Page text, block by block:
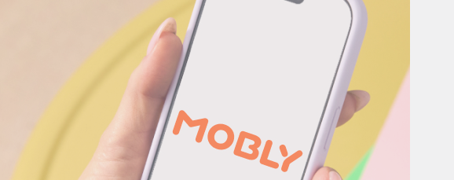
プロダクトニュース
エンタープライズ向けセキュリティ
パッケージ
イベント＆ウェビナー
導入事例
ソーシャルインパクト
採用情報
ニュースルーム
導入事例Wolt
ラーニングポータル
Developer Hub
ヘルプページ
プロダクトニュース